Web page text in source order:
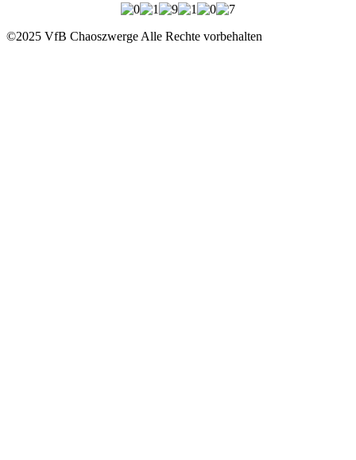
©2025 VfB Chaoszwerge Alle Rechte vorbehalten